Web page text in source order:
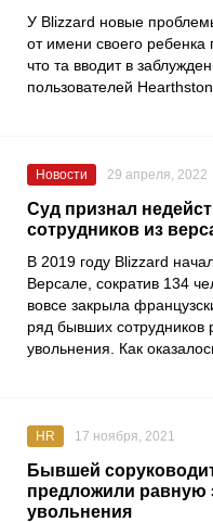
У Blizzard новые
от имени своего ребенка
что та вводит в
пользователей
Новости 29 апреля, 2022
Суд признал
сотрудников из
В 2019 году Blizzard
Версале, сократив 134
вовсе закрыла
ряд бывших сотрудников
увольнения. Как
HR 17 ноября, 2021
Бывшей
предложили равную
увольнения